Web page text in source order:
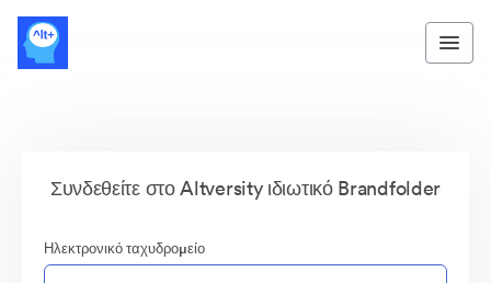
Συνδεθείτε στο Altversity ιδιωτικό Brandfolder
Ηλεκτρονικό ταχυδρομείο